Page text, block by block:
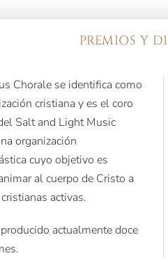
PREMIOS Y
Chorale se identifica como
cristiana y es el coro
Salt and Light Music
organización
cuyo objetivo es
al cuerpo de Cristo a
activas.
actualmente doce